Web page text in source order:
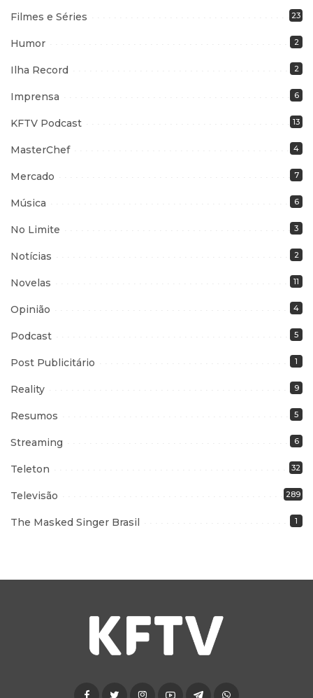
Filmes e Séries 23
Humor 2
Ilha Record 2
Imprensa 6
KFTV Podcast 13
MasterChef 4
Mercado 7
Música 6
No Limite 3
Notícias 2
Novelas 11
Opinião 4
Podcast 5
Post Publicitário 1
Reality 9
Resumos 5
Streaming 6
Teleton 32
Televisão 289
The Masked Singer Brasil 1